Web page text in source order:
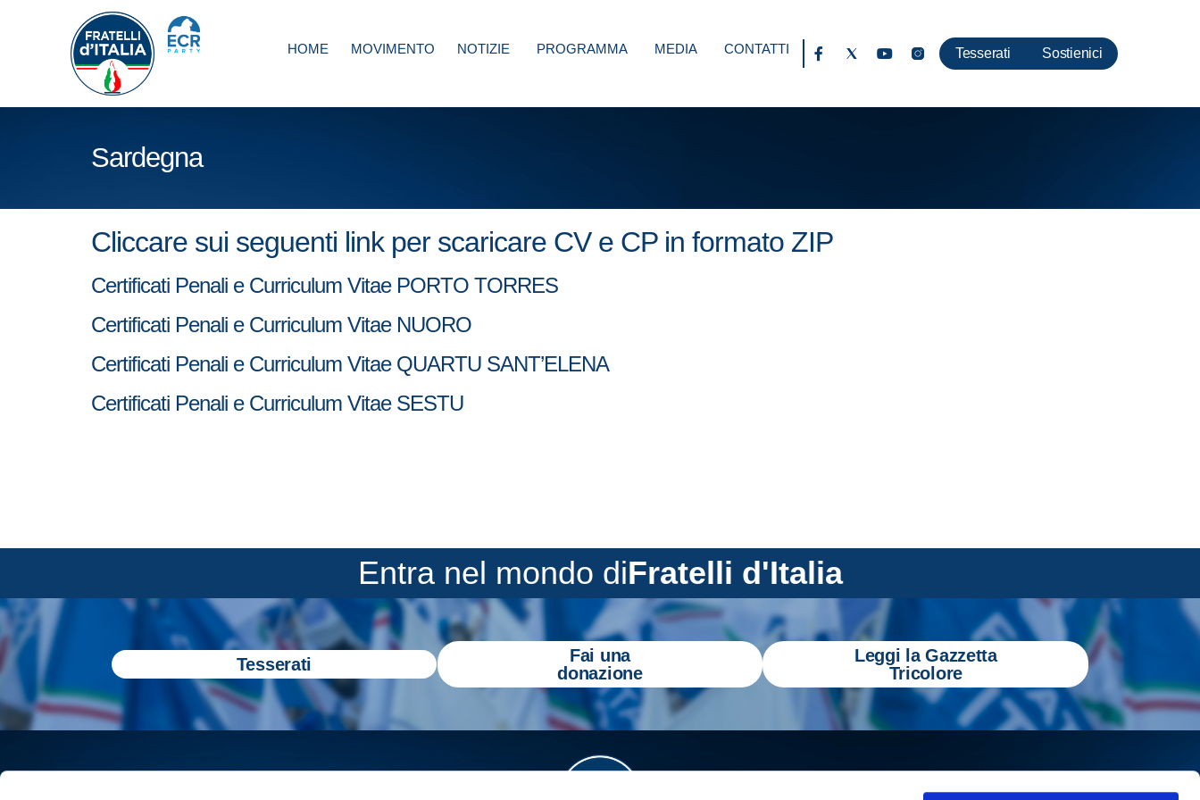
HOME MOVIMENTO NOTIZIE PROGRAMMA MEDIA CONTATTI Tesserati Sostienici
Sardegna
Cliccare sui seguenti link per scaricare CV e CP in formato ZIP
Certificati Penali e Curriculum Vitae PORTO TORRES
Certificati Penali e Curriculum Vitae NUORO
Certificati Penali e Curriculum Vitae QUARTU SANT’ELENA
Certificati Penali e Curriculum Vitae SESTU
Entra nel mondo diFratelli d'Italia
Tesserati
Fai una
donazione
Leggi la Gazzetta
Tricolore